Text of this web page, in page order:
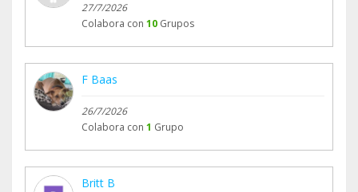
27/7/2026
Colabora con 10 Grupos
F Baas
26/7/2026
Colabora con 1 Grupo
Britt B